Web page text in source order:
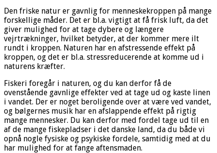
Den friske natur er gavnlig for menneskekroppen på mange
forskellige måder. Det er bl.a. vigtigt at få frisk luft, da det
giver mulighed for at tage dybere og længere
vejrtrækninger, hvilket betyder, at der kommer mere ilt
rundt i kroppen. Naturen har en afstressende effekt på
kroppen, og det er bl.a. stressreducerende at komme ud i
naturens kræfter.
Fiskeri foregår i naturen, og du kan derfor få de
ovenstående gavnlige effekter ved at tage ud og kaste linen
i vandet. Der er noget beroligende over at være ved vandet,
og bølgernes musik har en afslappende effekt på rigtig
mange mennesker. Du kan derfor med fordel tage ud til en
af de mange fiskepladser i det danske land, da du både vi
opnå nogle fysiske og psykiske fordele, samtidig med at du
har mulighed for at fange aftensmaden.